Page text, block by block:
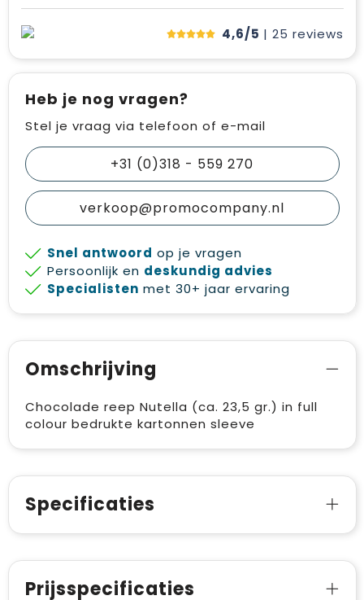
4,6/5 | 25 reviews
Heb je nog vragen?
Stel je vraag via telefoon of e-mail
+31 (0)318 - 559 270
verkoop@promocompany.nl
Snel antwoord op je vragen
Persoonlijk en deskundig advies
Specialisten met 30+ jaar ervaring
Omschrijving
Chocolade reep Nutella (ca. 23,5 gr.) in full
colour bedrukte kartonnen sleeve
Specificaties
Prijsspecificaties